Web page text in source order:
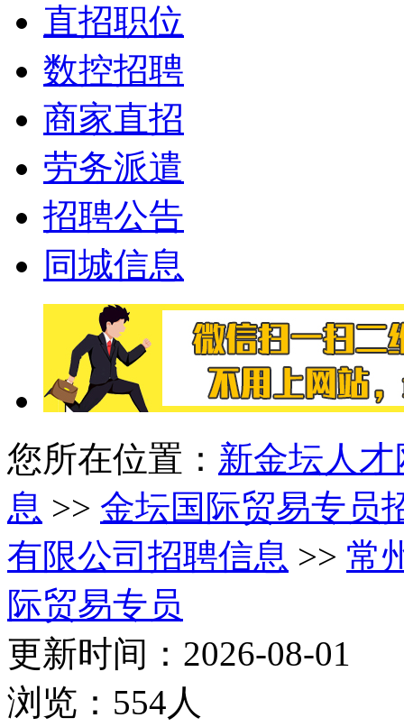
直招职位
数控招聘
商家直招
劳务派遣
招聘公告
同城信息
您所在位置： 新金坛人才
息 >> 金坛国际贸易专员
有限公司招聘信息 >> 常
际贸易专员
更新时间：2026-08-01
浏览：554人